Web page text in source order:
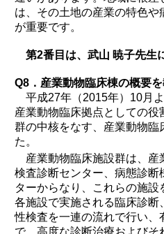
は、その土地の産業の特色や
が重要です。
第2番目は、武山 暁子先生
Q8．産業動物臨床棟の概要を
平成27年（2015年）10月
産業動物臨床拠点としての
群の中核をなす、産業動物臨
た。
産業動物臨床施設群は、
検査診断センター、病態診断
ターからなり、これらの施設
各施設で実施される臨床診
性検査を一連の流れで行い、
で、高度な診断治療およびそ